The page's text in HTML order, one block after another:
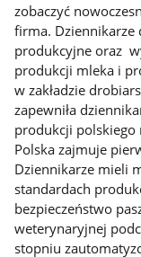
zobaczyć
firma. Dziennikarze
produkcyjne oraz
produkcji mleka i
w zakładzie
zapewniła
produkcji
Polska zajmuje
Dziennikarze mieli
standardach
bezpieczeństwo
weterynaryjnej
stopniu